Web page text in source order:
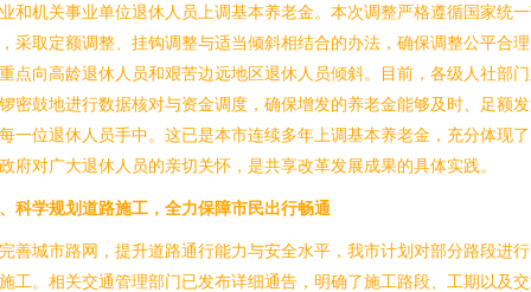
和机关事业单位退休人员上调基本养老金。本次调整严格遵循国家统
采取定额调整、挂钩调整与适当倾斜相结合的办法，确保调整公平合
点向高龄退休人员和艰苦边远地区退休人员倾斜。目前，各级人社部
密鼓地进行数据核对与资金调度，确保增发的养老金能够及时、足额
一位退休人员手中。这已是本市连续多年上调基本养老金，充分体现
府对广大退休人员的亲切关怀，是共享改革发展成果的具体实践。
科学规划道路施工，全力保障市民出行畅通
善城市路网，提升道路通行能力与安全水平，我市计划对部分路段进
工。相关交通管理部门已发布详细通告，明确了施工路段、工期以及